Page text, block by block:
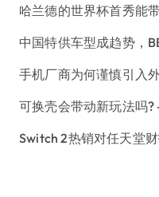
哈兰德的世界杯首秀能
中国特供车型成趋势，
手机厂商为何谨慎引入
可换壳会带动新玩法吗?
Switch 2热销对任天堂